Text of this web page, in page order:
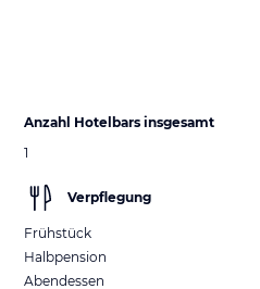
Anzahl Hotelbars insgesamt
1
Verpflegung
Frühstück
Halbpension
Abendessen